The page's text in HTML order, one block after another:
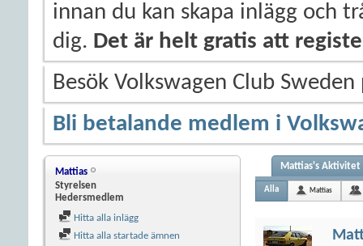
innan du kan skapa inlägg och
dig. Det är helt gratis att
Besök Volkswagen Club
Bli betalande medlem i
Mattias
Styrelsen
Hedersmedlem
Hitta alla inlägg
Hitta alla startade ämnen
Mattias's Aktivitet
Alla Mattias